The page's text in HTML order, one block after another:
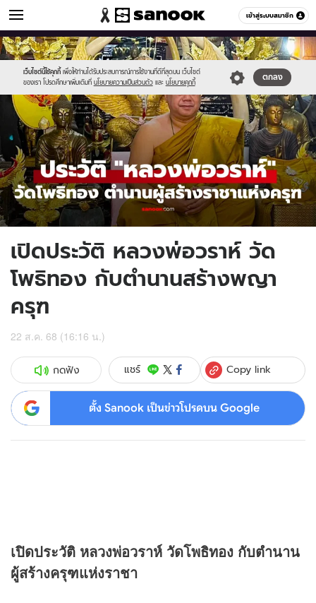
เข้าสู่ระบบสมาชิก
ดูดวง หมวดอื่นๆ
เว็บไซต์นี้ใช้คุกกี้ เพื่อให้ท่านได้รับประสบการณ์การใช้งานที่ดีที่สุดบน เว็บไซต์
ของเรา โปรดศึกษาเพิ่มเติมที่ นโยบายความเป็นส่วนตัว และ นโยบายคุกกี้
ตกลง
Sanook
//s.isanook.com/sr/0/images/logo-
new-
sanook.png
600
60
//s.isanook.com/ho/0/ud/62/312427/budda.jpg
เปิดประวัติ หลวงพ่อวราห์ วัด
โพธิทอง กับตำนานสร้างพญา
ครุฑ
22 ส.ค. 68 (16:16 น.)
กดฟัง แชร์ Copy link
ตั้ง Sanook เป็นข่าวโปรดบน Google
เปิดประวัติ หลวงพ่อวราห์ วัดโพธิทอง กับตำนาน
ผู้สร้างครุฑแห่งราชา